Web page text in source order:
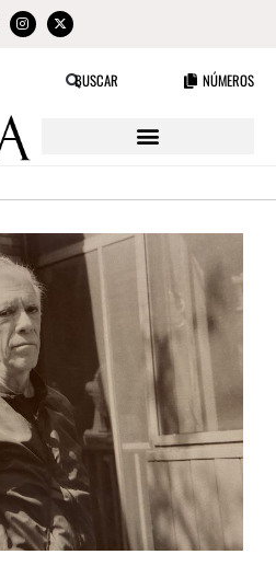
BUSCAR NÚMEROS